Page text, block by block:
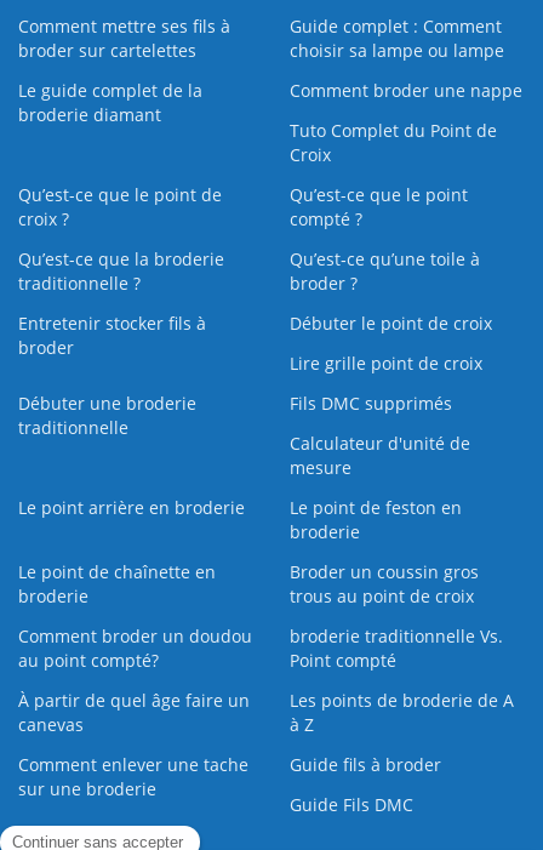
Comment mettre ses fils à
broder sur cartelettes
Guide complet : Comment
choisir sa lampe ou lampe
Le guide complet de la
broderie diamant
Comment broder une nappe
Tuto Complet du Point de
Croix
Qu’est-ce que le point de
croix ?
Qu’est-ce que le point
compté ?
Qu’est-ce que la broderie
traditionnelle ?
Qu’est‑ce qu’une toile à
broder ?
Entretenir stocker fils à
broder
Débuter le point de croix
Lire grille point de croix
Débuter une broderie
traditionnelle
Fils DMC supprimés
Calculateur d'unité de
mesure
Le point arrière en broderie
Le point de feston en
broderie
Le point de chaînette en
broderie
Broder un coussin gros
trous au point de croix
Comment broder un doudou
au point compté?
broderie traditionnelle Vs.
Point compté
À partir de quel âge faire un
canevas
Les points de broderie de A
à Z
Comment enlever une tache
sur une broderie
Guide fils à broder
Guide Fils DMC
Guide de la Broderie